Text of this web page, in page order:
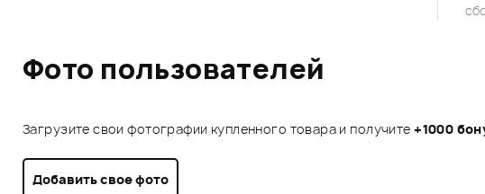
Фото пользователей
Загрузите свои фотографии купленного товара и получите+1000
Добавить свое фото